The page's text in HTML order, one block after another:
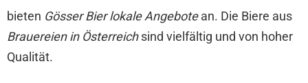
bieten Gösser Bier lokale Angebotean. Die Biere aus
Brauereien in Österreichsind vielfältig und von hoher
Qualität.